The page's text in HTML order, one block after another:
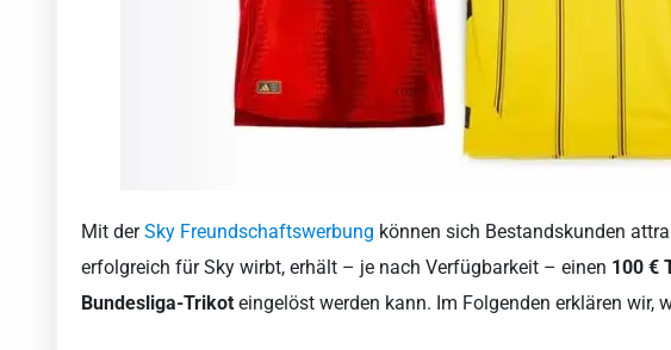
Mit derSky Freundschaftswerbung können sich Bestandskunden
erfolgreich für Sky wirbt, erhält – je nach Verfügbarkeit – einen 100 €
Bundesliga-Trikot eingelöst werden kann. Im Folgenden erklären wir,